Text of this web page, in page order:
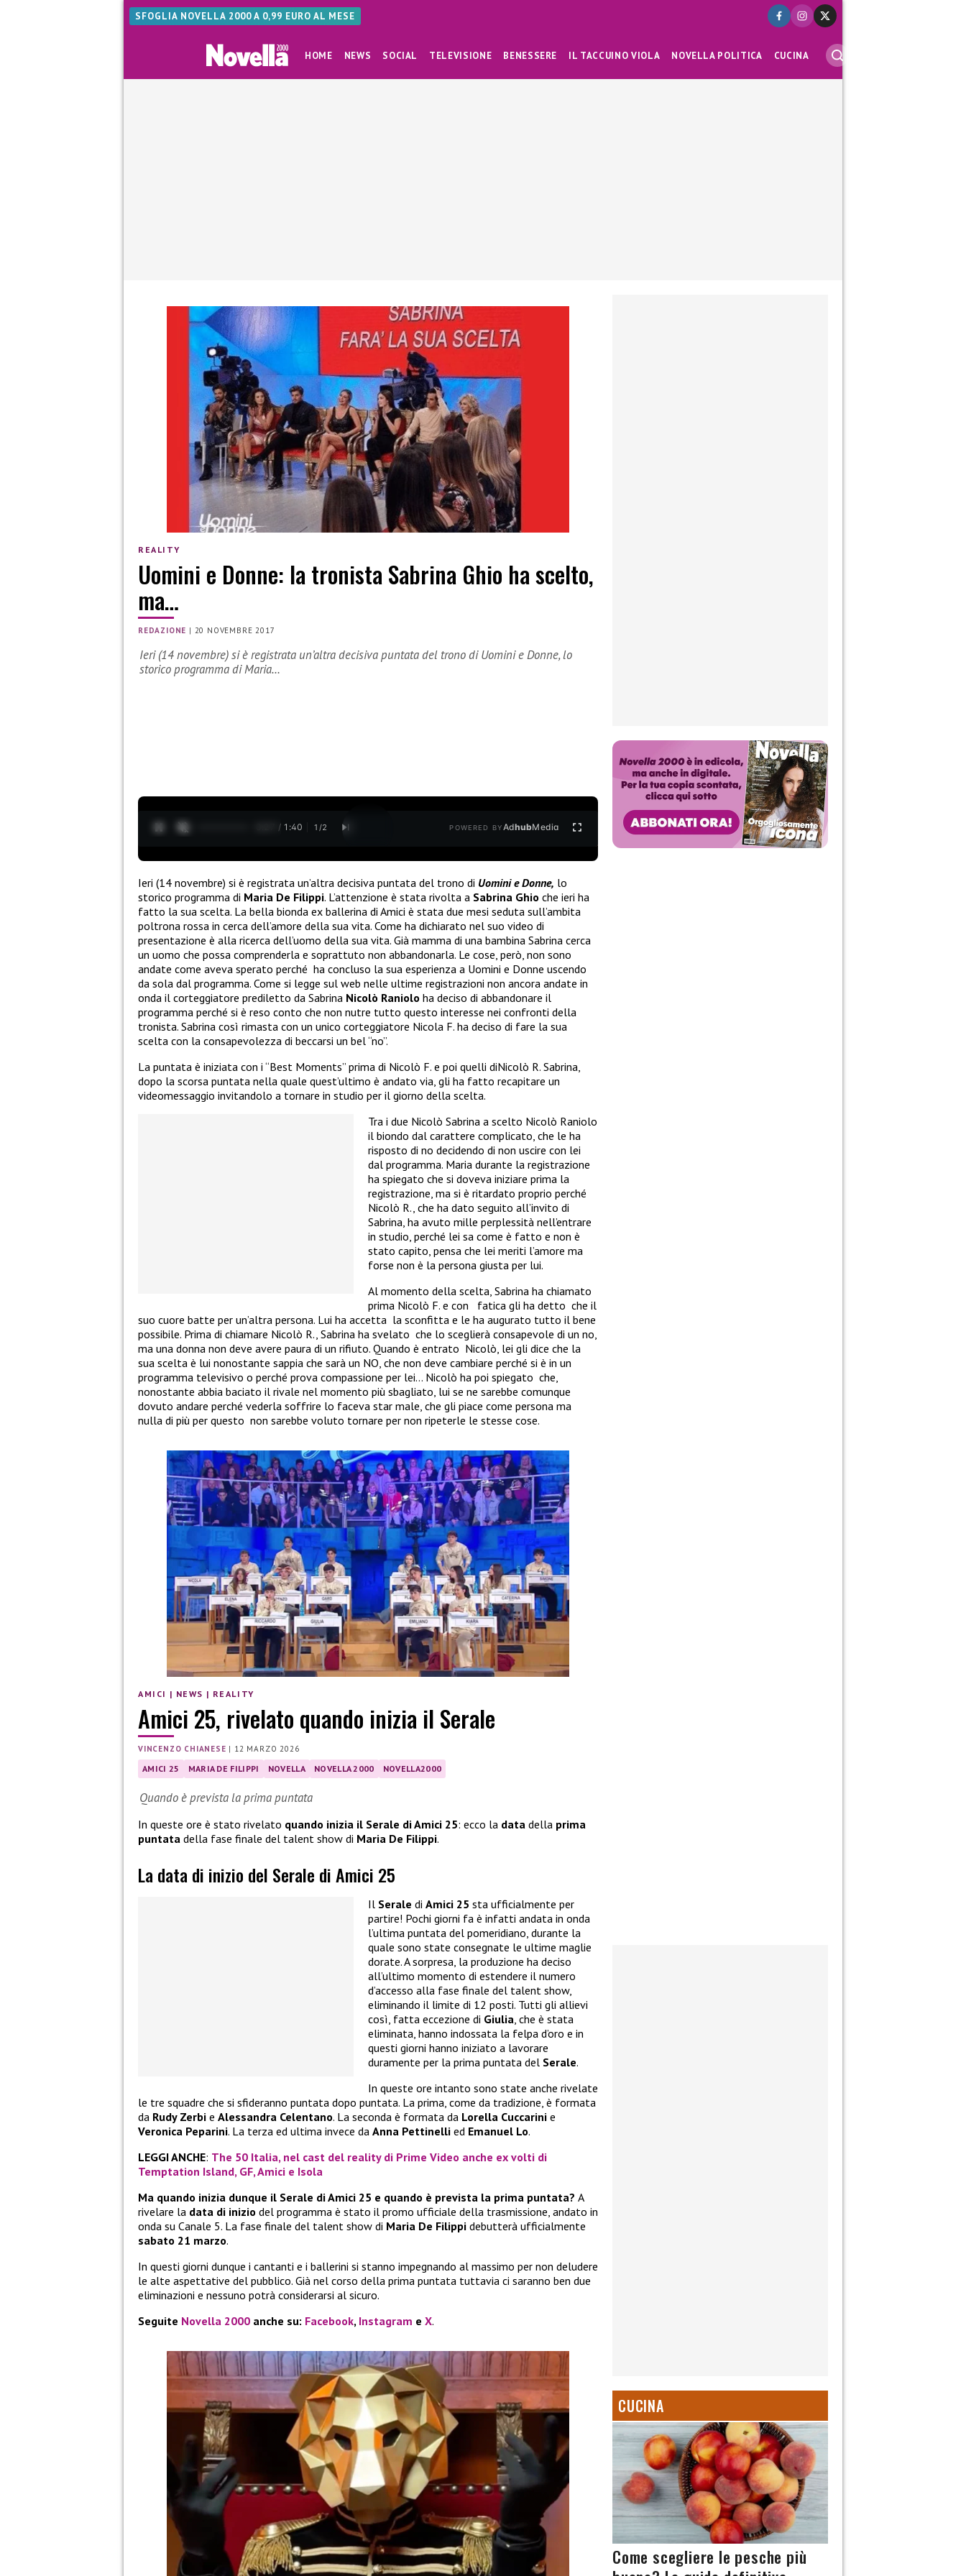
SFOGLIA NOVELLA 2000 A 0,99 EURO AL MESE
HOME NEWS SOCIAL TELEVISIONE BENESSERE IL TACCUINO VIOLA NOVELLA POLITICA CUCINA
REALITY
Uomini e Donne: la tronista Sabrina Ghio ha scelto,
ma…
REDAZIONE | 20 NOVEMBRE 2017
Ieri (14 novembre) si è registrata un’altra decisiva puntata del trono di Uomini e Donne, lo
storico programma di Maria…
0:28 / 1:40 1 /2 POWERED BYAdhubMedia
Ieri (14 novembre) si è registrata un’altra decisiva puntata del trono di Uomini e Donne, lo
storico programma di Maria De Filippi. L’attenzione è stata rivolta a Sabrina Ghio che ieri ha
fatto la sua scelta. La bella bionda ex ballerina di Amici è stata due mesi seduta sull’ambita
poltrona rossa in cerca dell’amore della sua vita. Come ha dichiarato nel suo video di
presentazione è alla ricerca dell’uomo della sua vita. Già mamma di una bambina Sabrina cerca
un uomo che possa comprenderla e soprattuto non abbandonarla. Le cose, però, non sono
andate come aveva sperato perché ha concluso la sua esperienza a Uomini e Donne uscendo
da sola dal programma. Come si legge sul web nelle ultime registrazioni non ancora andate in
onda il corteggiatore prediletto da Sabrina Nicolò Raniolo ha deciso di abbandonare il
programma perché si è reso conto che non nutre tutto questo interesse nei confronti della
tronista. Sabrina così rimasta con un unico corteggiatore Nicola F. ha deciso di fare la sua
scelta con la consapevolezza di beccarsi un bel “no”.
La puntata è iniziata con i “Best Moments” prima di Nicolò F. e poi quelli diNicolò R. Sabrina,
dopo la scorsa puntata nella quale quest’ultimo è andato via, gli ha fatto recapitare un
videomessaggio invitandolo a tornare in studio per il giorno della scelta.
Tra i due Nicolò Sabrina a scelto Nicolò Raniolo
il biondo dal carattere complicato, che le ha
risposto di no decidendo di non uscire con lei
dal programma. Maria durante la registrazione
ha spiegato che si doveva iniziare prima la
registrazione, ma si è ritardato proprio perché
Nicolò R., che ha dato seguito all’invito di
Sabrina, ha avuto mille perplessità nell’entrare
in studio, perché lei sa come è fatto e non è
stato capito, pensa che lei meriti l’amore ma
forse non è la persona giusta per lui.
Al momento della scelta, Sabrina ha chiamato
prima Nicolò F. e con
fatica gli ha detto che il
suo cuore batte per un’altra persona. Lui ha accetta la sconfitta e le ha augurato tutto il bene
possibile. Prima di chiamare Nicolò R., Sabrina ha svelato che lo sceglierà consapevole di un no,
ma una donna non deve avere paura di un rifiuto. Quando è entrato Nicolò, lei gli dice che la
sua scelta è lui nonostante sappia che sarà un NO, che non deve cambiare perché si è in un
programma televisivo o perché prova compassione per lei… Nicolò ha poi spiegato che,
nonostante abbia baciato il rivale nel momento più sbagliato, lui se ne sarebbe comunque
dovuto andare perché vederla soffrire lo faceva star male, che gli piace come persona ma
nulla di più per questo non sarebbe voluto tornare per non ripeterle le stesse cose.
AMICI | NEWS | REALITY
Amici 25, rivelato quando inizia il Serale
VINCENZO CHIANESE | 12 MARZO 2026
AMICI 25 MARIA DE FILIPPI NOVELLA NOVELLA 2000 NOVELLA2000
Quando è prevista la prima puntata
In queste ore è stato rivelato quando inizia il Serale di Amici 25: ecco la data della prima
puntata della fase finale del talent show di Maria De Filippi.
La data di inizio del Serale di Amici 25
Il Serale di Amici 25 sta ufficialmente per
partire! Pochi giorni fa è infatti andata in onda
l’ultima puntata del pomeridiano, durante la
quale sono state consegnate le ultime maglie
dorate. A sorpresa, la produzione ha deciso
all’ultimo momento di estendere il numero
d’accesso alla fase finale del talent show,
eliminando il limite di 12 posti. Tutti gli allievi
così, fatta eccezione di Giulia, che è stata
eliminata, hanno indossata la felpa d’oro e in
questi giorni hanno iniziato a lavorare
duramente per la prima puntata del Serale.
In queste ore intanto sono state anche rivelate
le tre squadre che si sfideranno puntata dopo puntata. La prima, come da tradizione, è formata
da Rudy Zerbi e Alessandra Celentano. La seconda è formata da Lorella Cuccarini e
Veronica Peparini. La terza ed ultima invece da Anna Pettinelli ed Emanuel Lo.
LEGGI ANCHE: The 50 Italia, nel cast del reality di Prime Video anche ex volti di
Temptation Island, GF, Amici e Isola
Ma quando inizia dunque il Serale di Amici 25 e quando è prevista la prima puntata? A
rivelare la data di inizio del programma è stato il promo ufficiale della trasmissione, andato in
onda su Canale 5. La fase finale del talent show di Maria De Filippi debutterà ufficialmente
sabato 21 marzo.
In questi giorni dunque i cantanti e i ballerini si stanno impegnando al massimo per non deludere
le alte aspettative del pubblico. Già nel corso della prima puntata tuttavia ci saranno ben due
eliminazioni e nessuno potrà considerarsi al sicuro.
Seguite Novella 2000 anche su: Facebook, Instagram e X.
CUCINA
Come scegliere le pesche più